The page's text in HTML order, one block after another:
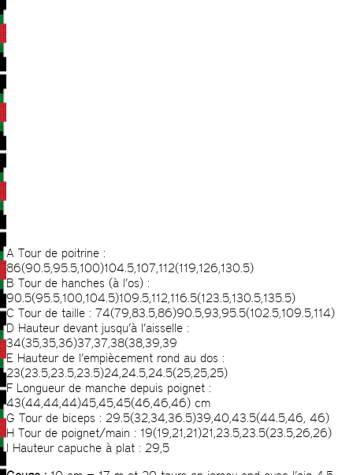
A Tour de poitrine :
86(90.5,95.5,100)104.5,107,112(119,126,130.5)
B Tour de hanches (à l’os) :
90.5(95.5,100,104.5)109.5,112,116.5(123.5,130.5,135.5)
C Tour de taille : 74(79,83.5,86)90.5,93,95.5(102.5,109.5,114)
D Hauteur devant jusqu’à l’aisselle :
34(35,35,36)37,37,38(38,39,39
E Hauteur de l’empiècement rond au dos :
23(23.5,23.5,23.5)24,24.5,24.5(25,25,25)
F Longueur de manche depuis poignet :
43(44,44,44)45,45,45(46,46,46) cm
G Tour de biceps : 29.5(32,34,36.5)39,40,43.5(44.5,46, 46)
H Tour de poignet/main : 19(19,21,21)21,23.5,23.5(23.5,26,26)
I Hauteur capuche à plat : 29,5